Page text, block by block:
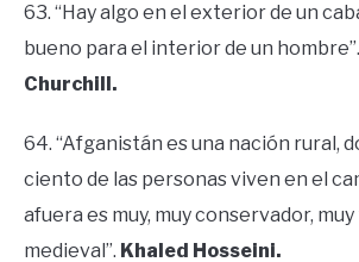
63. “Hay algo en el exterior de un
bueno para el interior de un hombre”.
Churchill.
64. “Afganistán es una nación rural,
ciento de las personas viven en el
afuera es muy, muy conservador,
medieval”. Khaled Hosseini.